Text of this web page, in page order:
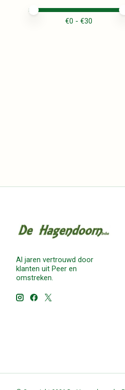
Prix minimum
Price maximum value
€0 - €30
Al jaren vertrouwd door
klanten uit Peer en
omstreken.